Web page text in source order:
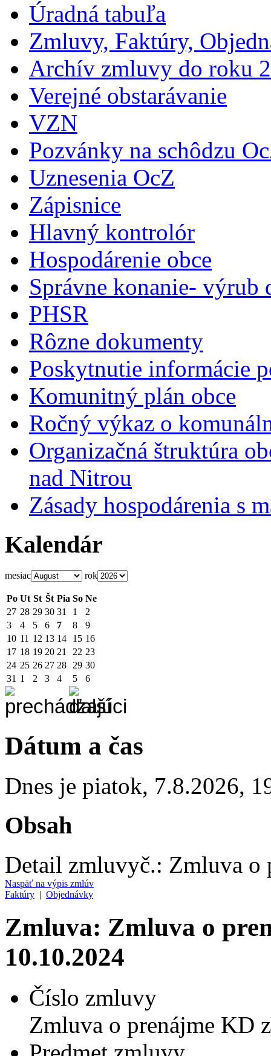
Úradná tabuľa
Zmluvy, Faktúry,
Archív zmluvy do roku
Verejné obstarávanie
VZN
Pozvánky na schôdzu
Uznesenia OcZ
Zápisnice
Hlavný kontrolór
Hospodárenie obce
Správne konanie- výrub
PHSR
Rôzne dokumenty
Poskytnutie informácie
Komunitný plán obce
Ročný výkaz o
Organizačná štruktúra
nad Nitrou
Zásady hospodárenia s
Kalendár
mesiac rok
Po Ut St Št Pia So Ne
27 28 29 30 31 1
2
3
4 5 6 7 8
9
10 11 12 13 14 15 16
17 18 19 20 21 22 23
24 25 26 27 28 29 30
31 1 2 3 4 5 6
Dátum a čas
Dnes je piatok, 7.8.2026,
Obsah
Detail zmluvyč.: Zmluva o
Naspäť na výpis zmlúv
Faktúry | Objednávky
Zmluva: Zmluva o
10.10.2024
Číslo zmluvy
Zmluva o prenájme KD